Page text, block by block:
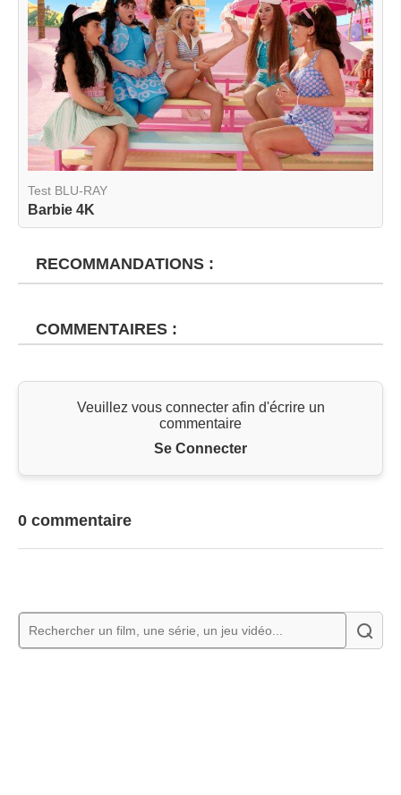
Test BLU-RAY
Barbie 4K
RECOMMANDATIONS :
COMMENTAIRES :
Veuillez vous connecter afin d'écrire un
commentaire
Se Connecter
0 commentaire